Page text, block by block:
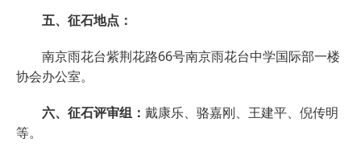
五、征石地点：
南京雨花台紫荆花路66号南京雨花台中学国际部一楼
协会办公室。
六、征石评审组： 戴康乐、骆嘉刚、王建平、倪传明
等。